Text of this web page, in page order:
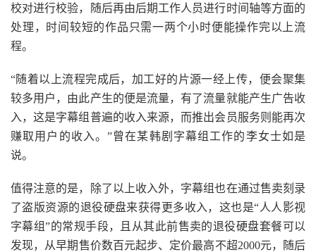
校对进行校验，随后再由后期工作人员进行时间轴等方面的
处理，时间较短的作品只需一两个小时便能操作完以上流
程。
“随着以上流程完成后，加工好的片源一经上传，便会聚集
较多用户，由此产生的便是流量，有了流量就能产生广告收
入，这是字幕组普遍的收入来源，而推出会员服务则能再次
赚取用户的收入。”曾在某韩剧字幕组工作的李女士如是
说。
值得注意的是，除了以上收入外，字幕组也在通过售卖刻录
了盗版资源的退役硬盘来获得更多收入，这也是“人人影视
字幕组”的常规手段，且从其此前售卖的退役硬盘套餐可以
发现，从早期售价数百元起步、定价最高不超2000元，随后